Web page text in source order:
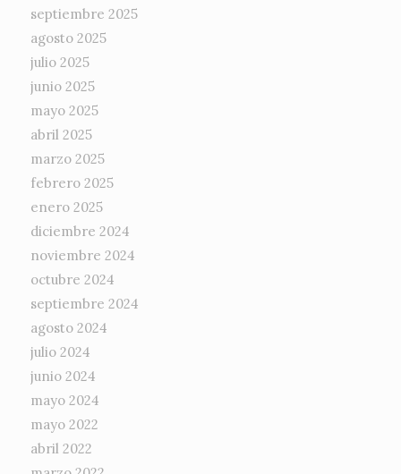
septiembre 2025
agosto 2025
julio 2025
junio 2025
mayo 2025
abril 2025
marzo 2025
febrero 2025
enero 2025
diciembre 2024
noviembre 2024
octubre 2024
septiembre 2024
agosto 2024
julio 2024
junio 2024
mayo 2024
mayo 2022
abril 2022